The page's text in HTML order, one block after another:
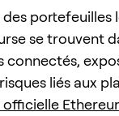
des portefeuilles
se trouvent
liés aux